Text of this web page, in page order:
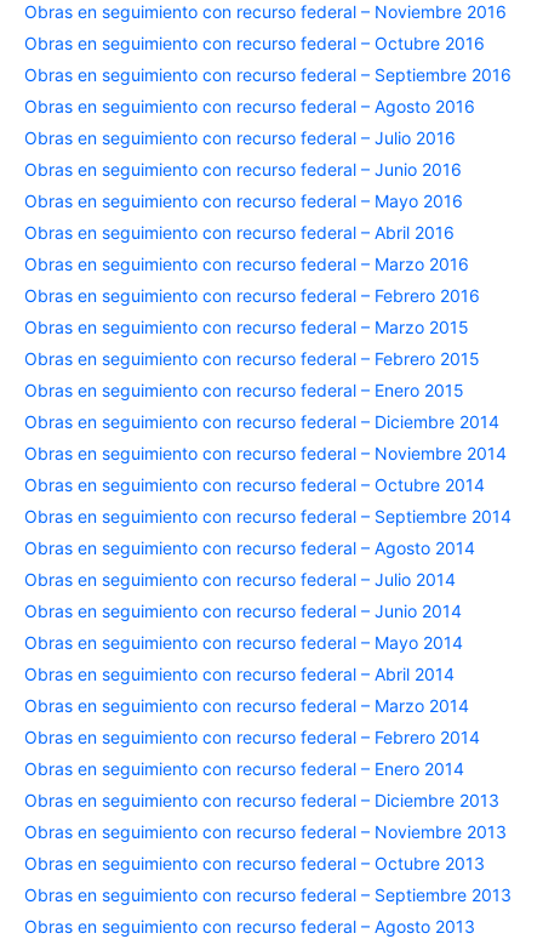
Obras en seguimiento con recurso federal – Noviembre 2016
Obras en seguimiento con recurso federal – Octubre 2016
Obras en seguimiento con recurso federal – Septiembre 2016
Obras en seguimiento con recurso federal – Agosto 2016
Obras en seguimiento con recurso federal – Julio 2016
Obras en seguimiento con recurso federal – Junio 2016
Obras en seguimiento con recurso federal – Mayo 2016
Obras en seguimiento con recurso federal – Abril 2016
Obras en seguimiento con recurso federal – Marzo 2016
Obras en seguimiento con recurso federal – Febrero 2016
Obras en seguimiento con recurso federal – Marzo 2015
Obras en seguimiento con recurso federal – Febrero 2015
Obras en seguimiento con recurso federal – Enero 2015
Obras en seguimiento con recurso federal – Diciembre 2014
Obras en seguimiento con recurso federal – Noviembre 2014
Obras en seguimiento con recurso federal – Octubre 2014
Obras en seguimiento con recurso federal – Septiembre 2014
Obras en seguimiento con recurso federal – Agosto 2014
Obras en seguimiento con recurso federal – Julio 2014
Obras en seguimiento con recurso federal – Junio 2014
Obras en seguimiento con recurso federal – Mayo 2014
Obras en seguimiento con recurso federal – Abril 2014
Obras en seguimiento con recurso federal – Marzo 2014
Obras en seguimiento con recurso federal – Febrero 2014
Obras en seguimiento con recurso federal – Enero 2014
Obras en seguimiento con recurso federal – Diciembre 2013
Obras en seguimiento con recurso federal – Noviembre 2013
Obras en seguimiento con recurso federal – Octubre 2013
Obras en seguimiento con recurso federal – Septiembre 2013
Obras en seguimiento con recurso federal – Agosto 2013